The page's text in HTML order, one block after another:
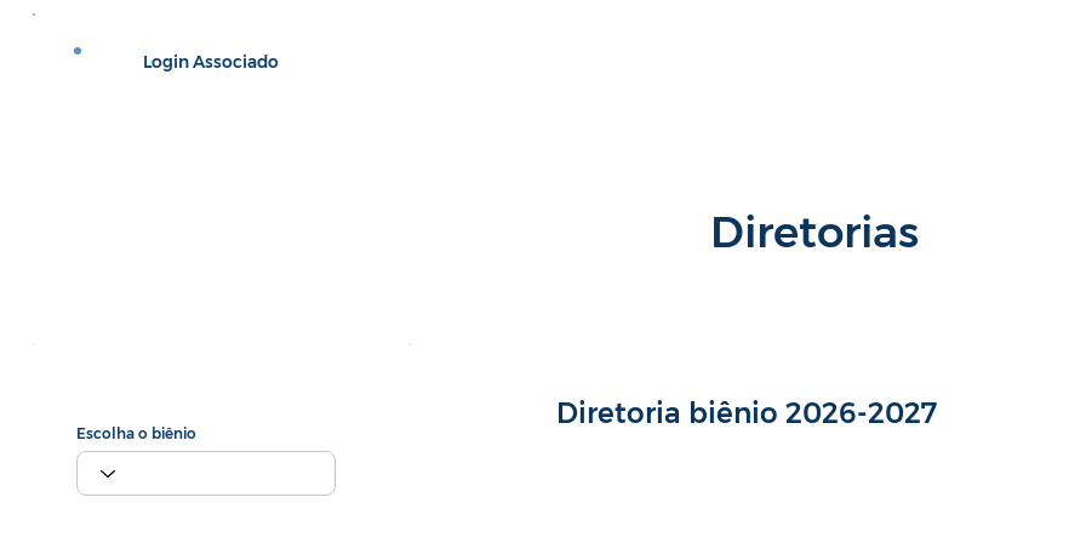
Login Associado
Diretorias
Escolha o biênio
Diretoria biênio 2026-2027